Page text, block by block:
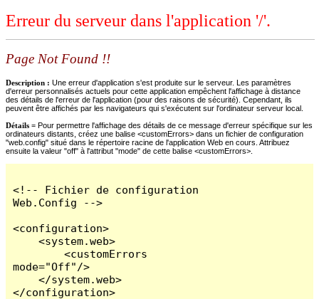
Erreur du serveur dans l'application '/'.
Page Not Found !!
Description : Une erreur d'application s'est produite sur le serveur. Les paramètres
d'erreur personnalisés actuels pour cette application empêchent l'affichage à distance
des détails de l'erreur de l'application (pour des raisons de sécurité). Cependant, ils
peuvent être affichés par les navigateurs qui s'exécutent sur l'ordinateur serveur local.
Détails = Pour permettre l'affichage des détails de ce message d'erreur spécifique sur les
ordinateurs distants, créez une balise <customErrors> dans un fichier de configuration
"web.config" situé dans le répertoire racine de l'application Web en cours. Attribuez
ensuite la valeur "off" à l'attribut "mode" de cette balise <customErrors>.
<!-- Fichier de configuration
Web.Config -->
<configuration>
    <system.web>
        <customErrors
mode="Off"/>
    </system.web>
</configuration>